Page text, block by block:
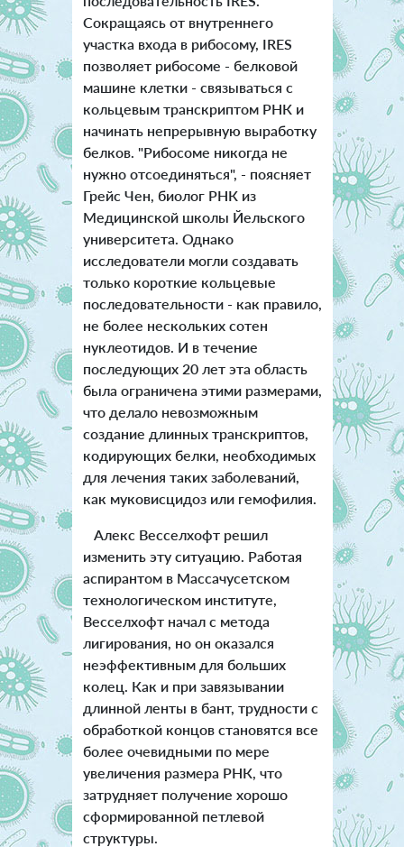
Сокращаясь от внутреннего
участка входа в рибосому, IRES
позволяет рибосоме - белковой
машине клетки - связываться с
кольцевым транскриптом РНК и
начинать непрерывную выработку
белков. "Рибосоме никогда не
нужно отсоединяться", - поясняет
Грейс Чен, биолог РНК из
Медицинской школы Йельского
университета. Однако
исследователи могли создавать
только короткие кольцевые
последовательности - как правило,
не более нескольких сотен
нуклеотидов. И в течение
последующих 20 лет эта область
была ограничена этими размерами,
что делало невозможным
создание длинных транскриптов,
кодирующих белки, необходимых
для лечения таких заболеваний,
как муковисцидоз или гемофилия.
Алекс Весселхофт решил
изменить эту ситуацию. Работая
аспирантом в Массачусетском
технологическом институте,
Весселхофт начал с метода
лигирования, но он оказался
неэффективным для больших
колец. Как и при завязывании
длинной ленты в бант, трудности с
обработкой концов становятся все
более очевидными по мере
увеличения размера РНК, что
затрудняет получение хорошо
сформированной петлевой
структуры.